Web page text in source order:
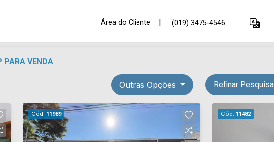
Área do Cliente | (019) 3475-4546
PARA VENDA
Outras Opções Refinar Pesquisa
Cód. 11989 Cód. 11482